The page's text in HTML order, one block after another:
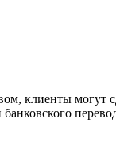
клиенты могут